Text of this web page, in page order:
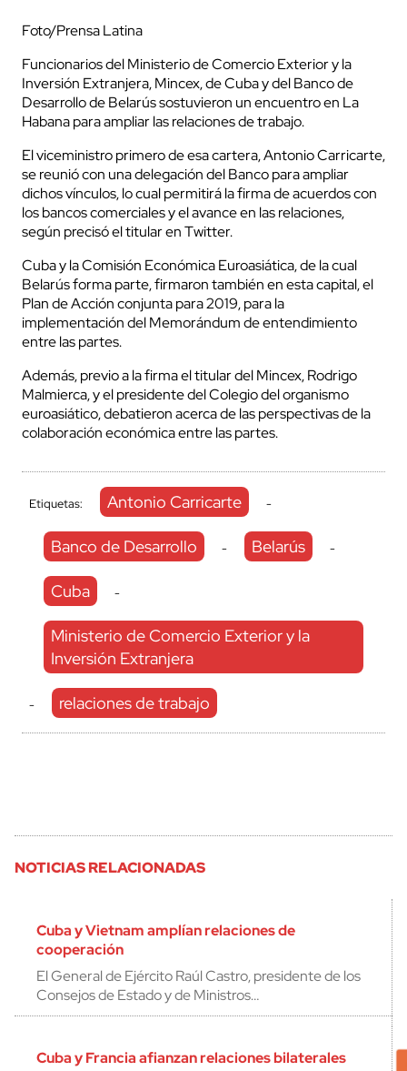
Foto/Prensa Latina
Funcionarios del Ministerio de Comercio Exterior y la
Inversión Extranjera, Mincex, de Cuba y del Banco de
Desarrollo de Belarús sostuvieron un encuentro en La
Habana para ampliar las relaciones de trabajo.
El viceministro primero de esa cartera, Antonio Carricarte,
se reunió con una delegación del Banco para ampliar
dichos vínculos, lo cual permitirá la firma de acuerdos con
los bancos comerciales y el avance en las relaciones,
según precisó el titular en Twitter.
Cuba y la Comisión Económica Euroasiática, de la cual
Belarús forma parte, firmaron también en esta capital, el
Plan de Acción conjunta para 2019, para la
implementación del Memorándum de entendimiento
entre las partes.
Además, previo a la firma el titular del Mincex, Rodrigo
Malmierca, y el presidente del Colegio del organismo
euroasiático, debatieron acerca de las perspectivas de la
colaboración económica entre las partes.
Etiquetas: Antonio Carricarte -
Banco de Desarrollo - Belarús -
Cuba -
Ministerio de Comercio Exterior y la
Inversión Extranjera
- relaciones de trabajo
NOTICIAS RELACIONADAS
Cuba y Vietnam amplían relaciones de
cooperación
El General de Ejército Raúl Castro, presidente de los
Consejos de Estado y de Ministros…
Cuba y Francia afianzan relaciones bilaterales